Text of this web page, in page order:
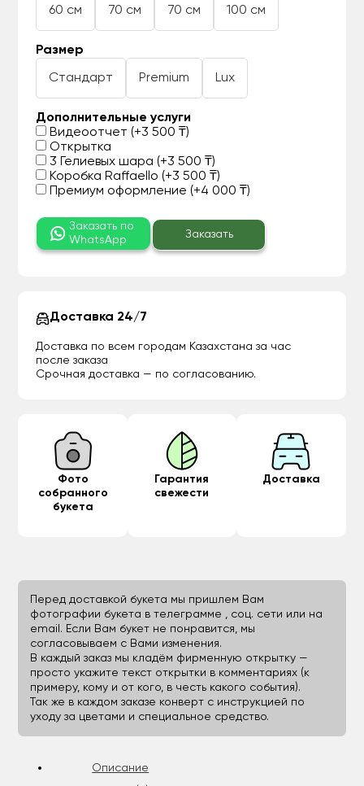
60 см 70 см 70 см 100 см
Размер
Стандарт Premium Lux
Дополнительные услуги
Видеоотчет (+3 500 ₸)
Открытка
3 Гелиевых шара (+3 500 ₸)
Коробка Raffaello (+3 500 ₸)
Премиум оформление (+4 000 ₸)
Заказать по
WhatsApp
Заказать
Доставка 24/7
Доставка по всем городам Казахстана за час
после заказа
Срочная доставка — по согласованию.
Фото
собранного
букета
Гарантия
свежести
Доставка
Перед доставкой букета мы пришлем Вам
фотографии букета в телеграмме , соц. сети или на
email. Если Вам букет не понравится, мы
согласовываем с Вами изменения.
В каждый заказ мы кладём фирменную открытку —
просто укажите текст открытки в комментариях (к
примеру, кому и от кого, в честь какого события).
Так же в каждом заказе конверт с инструкцией по
уходу за цветами и специальное средство.
Описание